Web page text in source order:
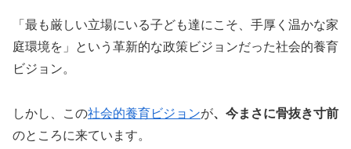
「最も厳しい立場にいる子ども達にこそ、手厚く温かな家
庭環境を」という革新的な政策ビジョンだった社会的養育
ビジョン。
しかし、この社会的養育ビジョンが、今まさに骨抜き寸前
のところに来ています。